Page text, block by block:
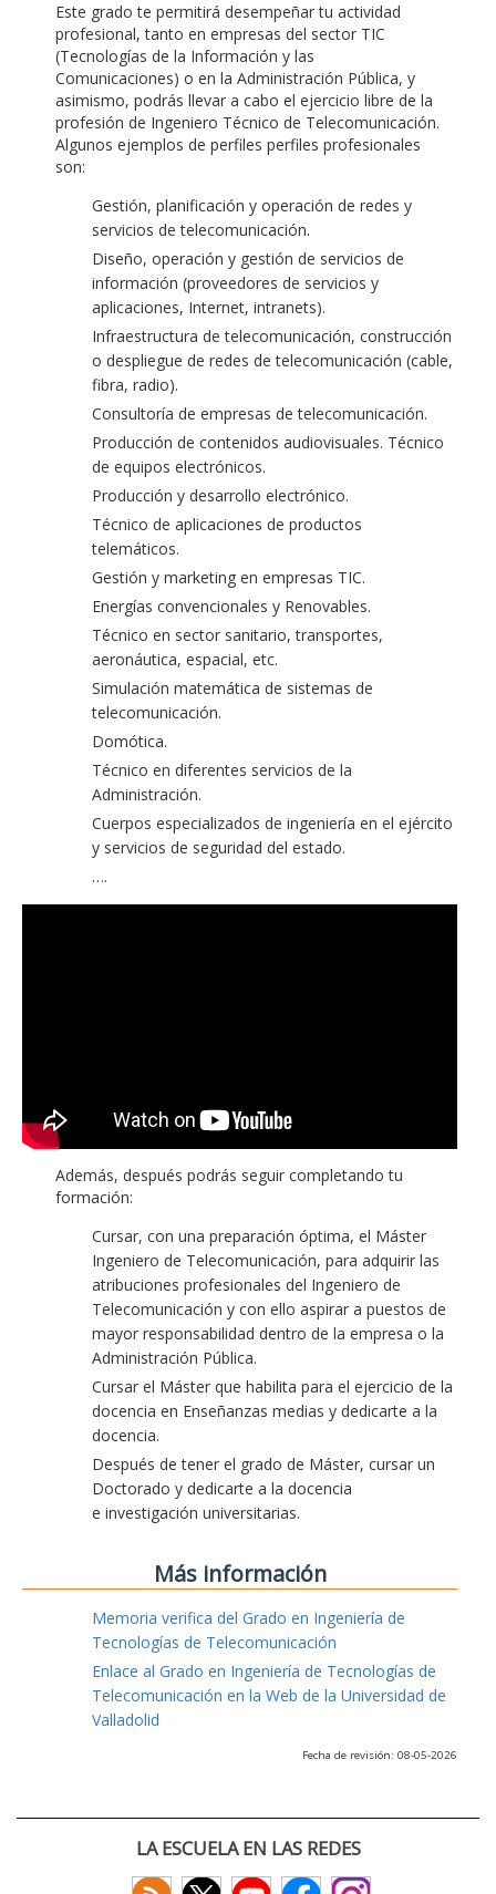
Este grado te permitirá desempeñar tu actividad
profesional, tanto en empresas del sector TIC
(Tecnologías de la Información y las
Comunicaciones) o en la Administración Pública, y
asimismo, podrás llevar a cabo el ejercicio libre de la
profesión de Ingeniero Técnico de Telecomunicación.
Algunos ejemplos de perfiles perfiles profesionales
son:
Gestión, planificación y operación de redes y
servicios de telecomunicación.
Diseño, operación y gestión de servicios de
información (proveedores de servicios y
aplicaciones, Internet, intranets).
Infraestructura de telecomunicación, construcción
o despliegue de redes de telecomunicación (cable,
fibra, radio).
Consultoría de empresas de telecomunicación.
Producción de contenidos audiovisuales. Técnico
de equipos electrónicos.
Producción y desarrollo electrónico.
Técnico de aplicaciones de productos
telemáticos.
Gestión y marketing en empresas TIC.
Energías convencionales y Renovables.
Técnico en sector sanitario, transportes,
aeronáutica, espacial, etc.
Simulación matemática de sistemas de
telecomunicación.
Domótica.
Técnico en diferentes servicios de la
Administración.
Cuerpos especializados de ingeniería en el ejército
y servicios de seguridad del estado.
….
Además, después podrás seguir completando tu
formación:
Cursar, con una preparación óptima, el Máster
Ingeniero de Telecomunicación, para adquirir las
atribuciones profesionales del Ingeniero de
Telecomunicación y con ello aspirar a puestos de
mayor responsabilidad dentro de la empresa o la
Administración Pública.
Cursar el Máster que habilita para el ejercicio de la
docencia en Enseñanzas medias y dedicarte a la
docencia.
Después de tener el grado de Máster, cursar un
Doctorado y dedicarte a la docencia
e investigación universitarias.
Más información
Memoria verifica del Grado en Ingeniería de
Tecnologías de Telecomunicación
Enlace al Grado en Ingeniería de Tecnologías de
Telecomunicación en la Web de la Universidad de
Valladolid
Fecha de revisión: 08-05-2026
LA ESCUELA EN LAS REDES